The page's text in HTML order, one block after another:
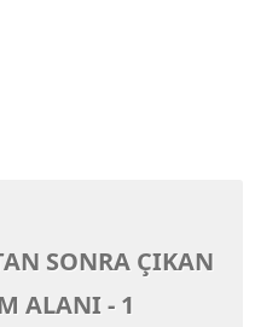
SONRA ÇIKAN
ALANI - 1